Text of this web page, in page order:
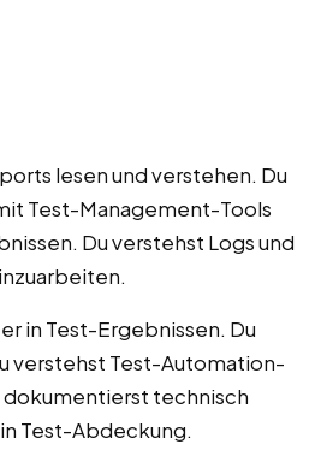
lesen und verstehen. Du
Test-Management-Tools
Du verstehst Logs und
in Test-Ergebnissen. Du
verstehst Test-Automation-
technisch
Test-Abdeckung.